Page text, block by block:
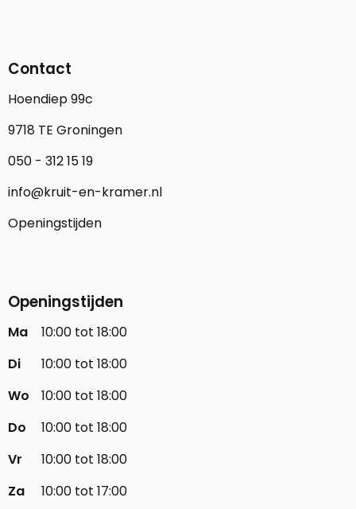
Contact
Hoendiep 99c
9718 TE Groningen
050 - 312 15 19
info@kruit-en-kramer.nl
Openingstijden
Openingstijden
Ma
10:00 tot 18:00
Di
10:00 tot 18:00
Wo
10:00 tot 18:00
Do
10:00 tot 18:00
Vr
10:00 tot 18:00
Za
10:00 tot 17:00